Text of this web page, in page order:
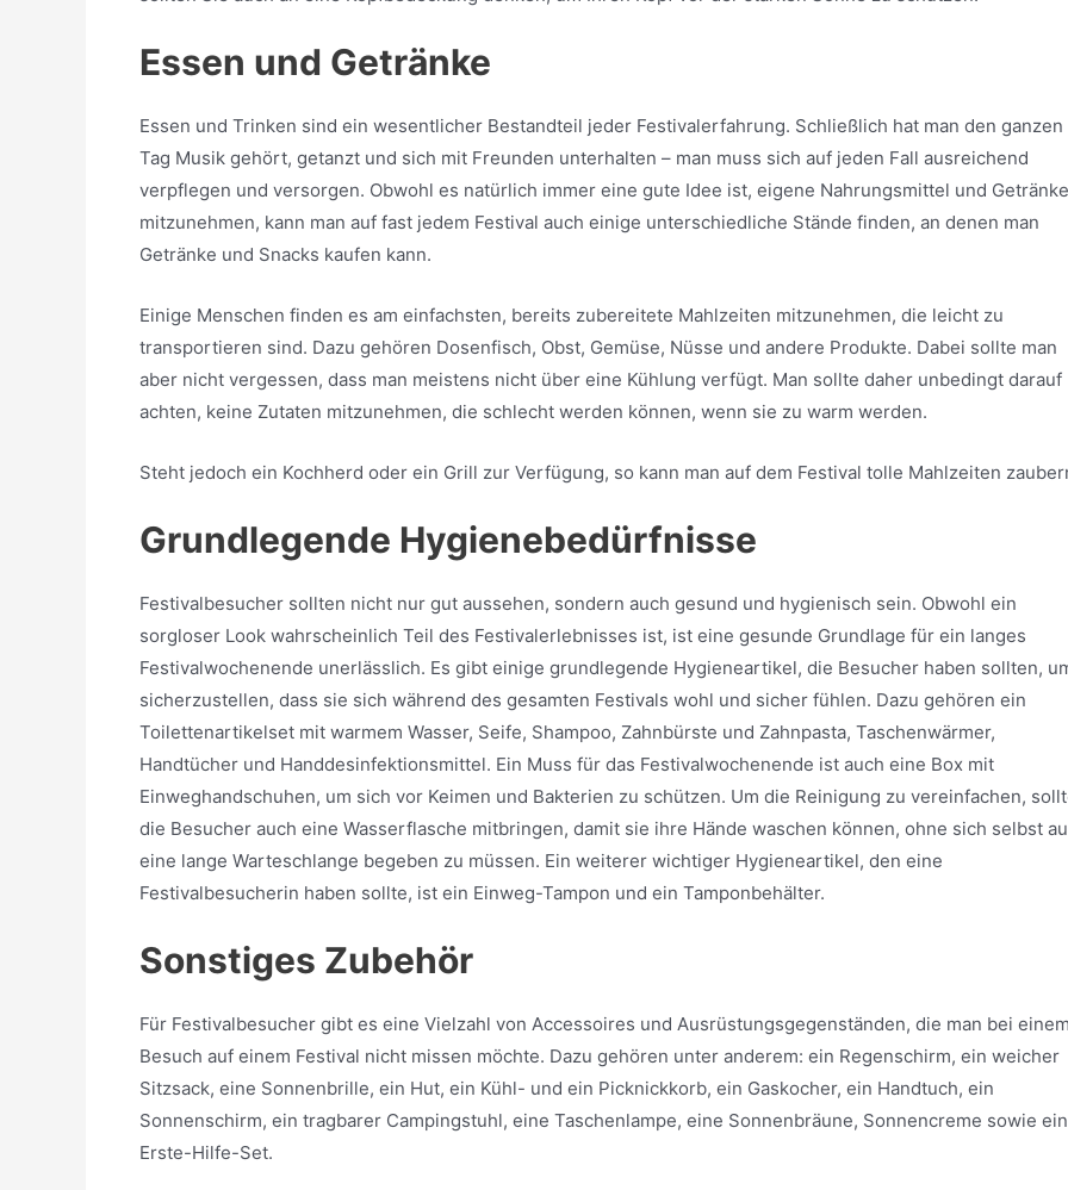
Essen und Getränke
Essen und Trinken sind ein wesentlicher Bestandteil jeder Festivalerfahrung. Schließlich hat man den ganzen
Tag Musik gehört, getanzt und sich mit Freunden unterhalten – man muss sich auf jeden Fall ausreichend
verpflegen und versorgen. Obwohl es natürlich immer eine gute Idee ist, eigene Nahrungsmittel und Getränke
mitzunehmen, kann man auf fast jedem Festival auch einige unterschiedliche Stände finden, an denen man
Getränke und Snacks kaufen kann.
Einige Menschen finden es am einfachsten, bereits zubereitete Mahlzeiten mitzunehmen, die leicht zu
transportieren sind. Dazu gehören Dosenfisch, Obst, Gemüse, Nüsse und andere Produkte. Dabei sollte man
aber nicht vergessen, dass man meistens nicht über eine Kühlung verfügt. Man sollte daher unbedingt darauf
achten, keine Zutaten mitzunehmen, die schlecht werden können, wenn sie zu warm werden.
Steht jedoch ein Kochherd oder ein Grill zur Verfügung, so kann man auf dem Festival tolle Mahlzeiten
Grundlegende Hygienebedürfnisse
Festivalbesucher sollten nicht nur gut aussehen, sondern auch gesund und hygienisch sein. Obwohl ein
sorgloser Look wahrscheinlich Teil des Festivalerlebnisses ist, ist eine gesunde Grundlage für ein langes
Festivalwochenende unerlässlich. Es gibt einige grundlegende Hygieneartikel, die Besucher haben sollten,
sicherzustellen, dass sie sich während des gesamten Festivals wohl und sicher fühlen. Dazu gehören ein
Toilettenartikelset mit warmem Wasser, Seife, Shampoo, Zahnbürste und Zahnpasta, Taschenwärmer,
Handtücher und Handdesinfektionsmittel. Ein Muss für das Festivalwochenende ist auch eine Box mit
Einweghandschuhen, um sich vor Keimen und Bakterien zu schützen. Um die Reinigung zu vereinfachen,
die Besucher auch eine Wasserflasche mitbringen, damit sie ihre Hände waschen können, ohne sich selbst
eine lange Warteschlange begeben zu müssen. Ein weiterer wichtiger Hygieneartikel, den eine
Festivalbesucherin haben sollte, ist ein Einweg-Tampon und ein Tamponbehälter.
Sonstiges Zubehör
Für Festivalbesucher gibt es eine Vielzahl von Accessoires und Ausrüstungsgegenständen, die man bei
Besuch auf einem Festival nicht missen möchte. Dazu gehören unter anderem: ein Regenschirm, ein weicher
Sitzsack, eine Sonnenbrille, ein Hut, ein Kühl- und ein Picknickkorb, ein Gaskocher, ein Handtuch, ein
Sonnenschirm, ein tragbarer Campingstuhl, eine Taschenlampe, eine Sonnenbräune, Sonnencreme sowie ein
Erste-Hilfe-Set.